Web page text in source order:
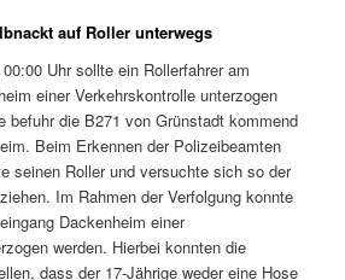
auf Roller unterwegs
Uhr sollte ein Rollerfahrer am
einer Verkehrskontrolle unterzogen
befuhr die B271 von Grünstadt kommend
Beim Erkennen der Polizeibeamten
seinen Roller und versuchte sich so der
Im Rahmen der Verfolgung konnte
Dackenheim einer
werden. Hierbei konnten die
dass der 17-Jährige weder eine Hose